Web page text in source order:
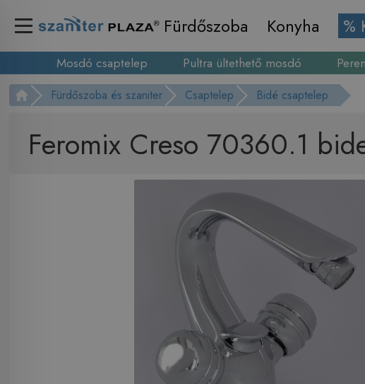
Fürdőszoba Konyha %
Mosdó csaptelep Pultra ültethető mosdó
Fürdőszoba és szaniter Csaptelep Bidé csaptelep
Feromix Creso 70360.1